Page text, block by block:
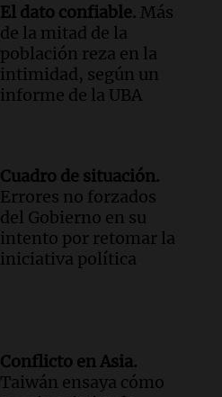
El dato confiable. Más
de la mitad de la
población reza en la
intimidad, según un
informe de la UBA
Cuadro de situación.
Errores no forzados
del Gobierno en su
intento por retomar la
iniciativa política
Conflicto en Asia.
Taiwán ensaya cómo